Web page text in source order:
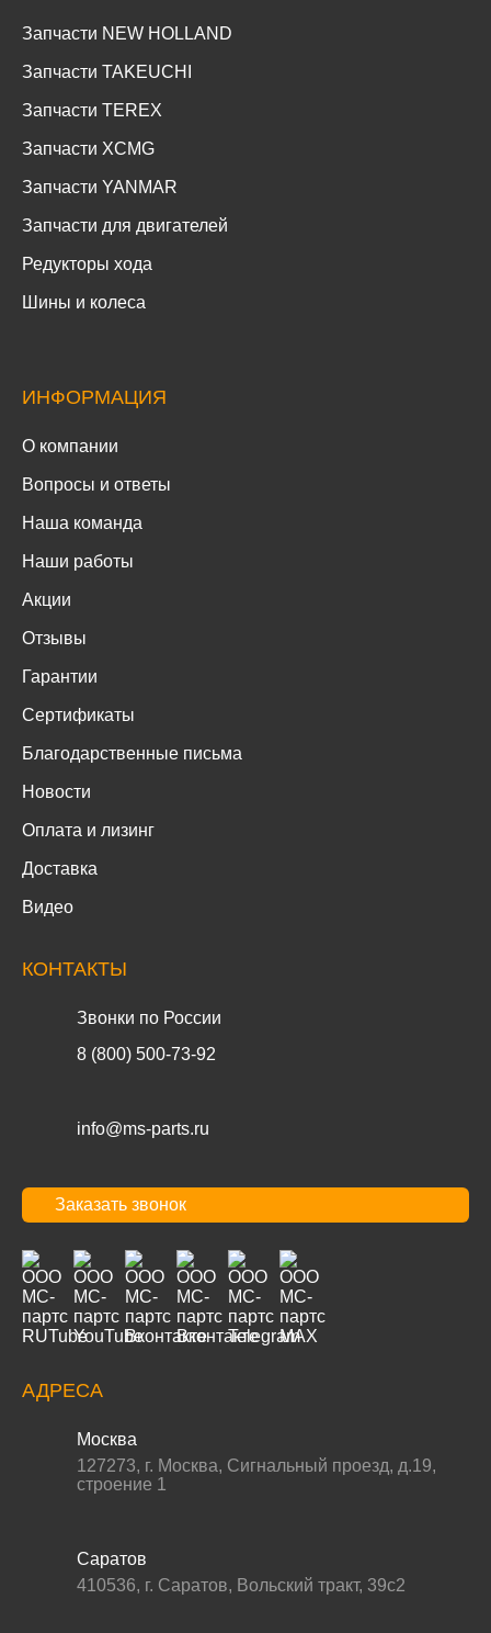
Запчасти NEW HOLLAND
Запчасти TAKEUCHI
Запчасти TEREX
Запчасти XCMG
Запчасти YANMAR
Запчасти для двигателей
Редукторы хода
Шины и колеса
ИНФОРМАЦИЯ
О компании
Вопросы и ответы
Наша команда
Наши работы
Акции
Отзывы
Гарантии
Сертификаты
Благодарственные письма
Новости
Оплата и лизинг
Доставка
Видео
КОНТАКТЫ
Звонки по России
8 (800) 500-73-92
info@ms-parts.ru
Заказать звонок
АДРЕСА
Москва
127273, г. Москва, Сигнальный проезд, д.19,
строение 1
Саратов
410536, г. Саратов, Вольский тракт, 39с2